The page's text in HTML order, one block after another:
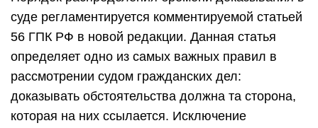
суде регламентируется комментируемой статьей
56 ГПК РФ в новой редакции. Данная статья
определяет одно из самых важных правил в
рассмотрении судом гражданских дел:
доказывать обстоятельства должна та сторона,
которая на них ссылается. Исключение